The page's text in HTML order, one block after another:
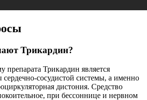
Трикардин?
препарата Трикардин является
сердечно-сосудистой системы, а именно
дистония. Средство
при бессоннице и нервном